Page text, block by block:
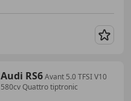
Audi RS6Avant 5.0 TFSI V10
580cv Quattro tiptronic